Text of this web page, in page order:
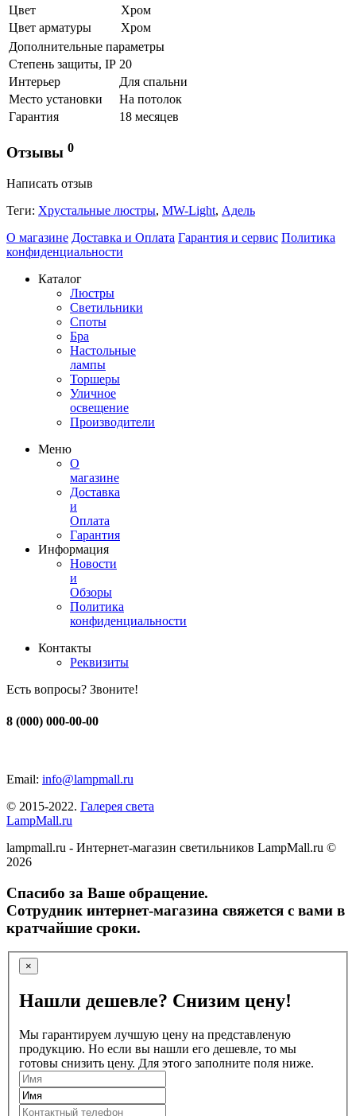
Цвет
Хром
Цвет арматуры
Хром
Дополнительные параметры
Степень защиты, IP 20
Интерьер
Для спальни
Место установки
На потолок
Гарантия
18 месяцев
Отзывы 0
Написать отзыв
Теги: Хрустальные люстры, MW-Light, Адель
О магазине Доставка и Оплата Гарантия и сервис Политика
конфиденциальности
Каталог
Люстры
Светильники
Споты
Бра
Настольные
лампы
Торшеры
Уличное
освещение
Производители
Меню
О
магазине
Доставка
и
Оплата
Гарантия
Информация
Новости
и
Обзоры
Политика
конфиденциальности
Контакты
Реквизиты
Есть вопросы? Звоните!
8 (000) 000-00-00
Email: info@lampmall.ru
© 2015-2022. Галерея света
LampMall.ru
lampmall.ru - Интернет-магазин светильников LampMall.ru ©
2026
Спасибо за Ваше обращение.
Сотрудник интернет-магазина свяжется с вами в
кратчайшие сроки.
×
Нашли дешевле? Снизим цену!
Мы гарантируем лучшую цену на представленую
продукцию. Но если вы нашли его дешевле, то мы
готовы снизить цену. Для этого заполните поля ниже.